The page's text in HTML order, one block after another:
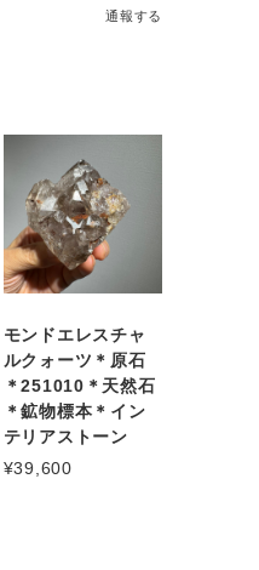
通報する
モンドエレスチャ
ルクォーツ＊原石
＊251010＊天然石
＊鉱物標本＊イン
テリアストーン
¥39,600